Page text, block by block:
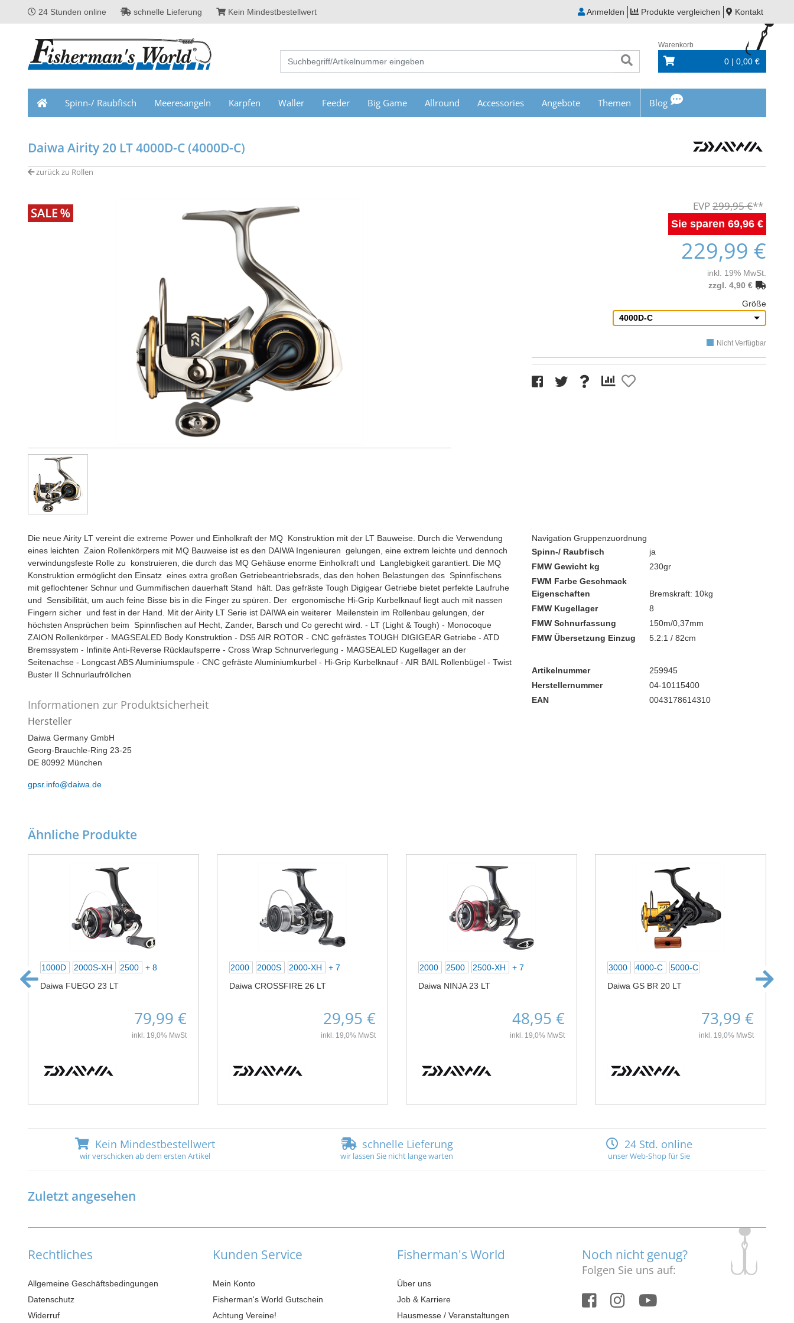
24 Stunden online schnelle Lieferung Kein Mindestbestellwert Anmelden Produkte vergleichen Kontakt
Warenkorb
0 | 0,00 €
Spinn-/ Raubfisch Meeresangeln Karpfen Waller Feeder Big Game Allround Accessories Angebote Themen Blog
Daiwa Airity 20 LT 4000D-C (4000D-C)
zurück zu Rollen
299,95 €
69,96 €
229,99 €
inkl. 19% MwSt.
zzgl. 4,90 €
Größe
4000D-C
Nicht Verfügbar
Die neue Airity LT vereint die extreme Power und Einholkraft der MQ Konstruktion mit der LT Bauweise. Durch die Verwendung
eines leichten Zaion Rollenkörpers mit MQ Bauweise ist es den DAIWA Ingenieuren gelungen, eine extrem leichte und dennoch
verwindungsfeste Rolle zu konstruieren, die durch das MQ Gehäuse enorme Einholkraft und Langlebigkeit garantiert. Die MQ
Konstruktion ermöglicht den Einsatz eines extra großen Getriebeantriebsrads, das den hohen Belastungen des Spinnfischens
mit geflochtener Schnur und Gummifischen dauerhaft Stand hält. Das gefräste Tough Digigear Getriebe bietet perfekte Laufruhe
und Sensibilität, um auch feine Bisse bis in die Finger zu spüren. Der ergonomische Hi-Grip Kurbelknauf liegt auch mit nassen
Fingern sicher und fest in der Hand. Mit der Airity LT Serie ist DAIWA ein weiterer Meilenstein im Rollenbau gelungen, der
höchsten Ansprüchen beim Spinnfischen auf Hecht, Zander, Barsch und Co gerecht wird. - LT (Light & Tough) - Monocoque
ZAION Rollenkörper - MAGSEALED Body Konstruktion - DS5 AIR ROTOR - CNC gefrästes TOUGH DIGIGEAR Getriebe - ATD
Bremssystem - Infinite Anti-Reverse Rücklaufsperre - Cross Wrap Schnurverlegung - MAGSEALED Kugellager an der
Seitenachse - Longcast ABS Aluminiumspule - CNC gefräste Aluminiumkurbel - Hi-Grip Kurbelknauf - AIR BAIL Rollenbügel - Twist
Buster II Schnurlaufröllchen
Informationen zur Produktsicherheit
Hersteller
Daiwa Germany GmbH
Georg-Brauchle-Ring 23-25
DE 80992 München
gpsr.info@daiwa.de
Navigation Gruppenzuordnung
Spinn-/ Raubfisch
ja
FMW Gewicht kg
230gr
FWM Farbe Geschmack
Eigenschaften
Bremskraft: 10kg
FMW Kugellager
8
FMW Schnurfassung
150m/0,37mm
FMW Übersetzung Einzug
5.2:1 / 82cm
Artikelnummer
259945
Herstellernummer
04-10115400
EAN
0043178614310
Ähnliche Produkte
1000D 2000S-XH 2500
+ 8
Daiwa FUEGO 23 LT
79,99 €
inkl. 19,0% MwSt
2000 2000S 2000-XH
+ 7
Daiwa CROSSFIRE 26 LT
29,95 €
inkl. 19,0% MwSt
2000 2500 2500-XH
+ 7
Daiwa NINJA 23 LT
48,95 €
inkl. 19,0% MwSt
3000 4000-C
5000-C
Daiwa GS BR 20 LT
73,99 €
inkl. 19,0% MwSt
Kein Mindestbestellwert
wir verschicken ab dem ersten Artikel
schnelle Lieferung
wir lassen Sie nicht lange warten
24 Std. online
unser Web-Shop für Sie
Zuletzt angesehen
Rechtliches
Allgemeine Geschäftsbedingungen
Datenschutz
Widerruf
Kunden Service
Mein Konto
Fisherman's World Gutschein
Achtung Vereine!
Fisherman's World
Über uns
Job & Karriere
Hausmesse / Veranstaltungen
Noch nicht genug?
Folgen Sie uns auf: